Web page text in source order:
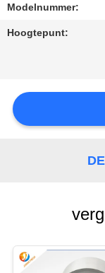
OM
EEN
SITEMAP
Modelnummer:
Hoogtepunt: